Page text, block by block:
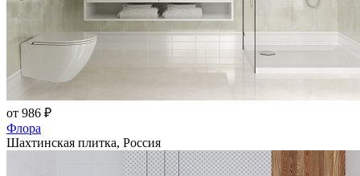
от 986 ₽
Флора
Шахтинская плитка, Россия